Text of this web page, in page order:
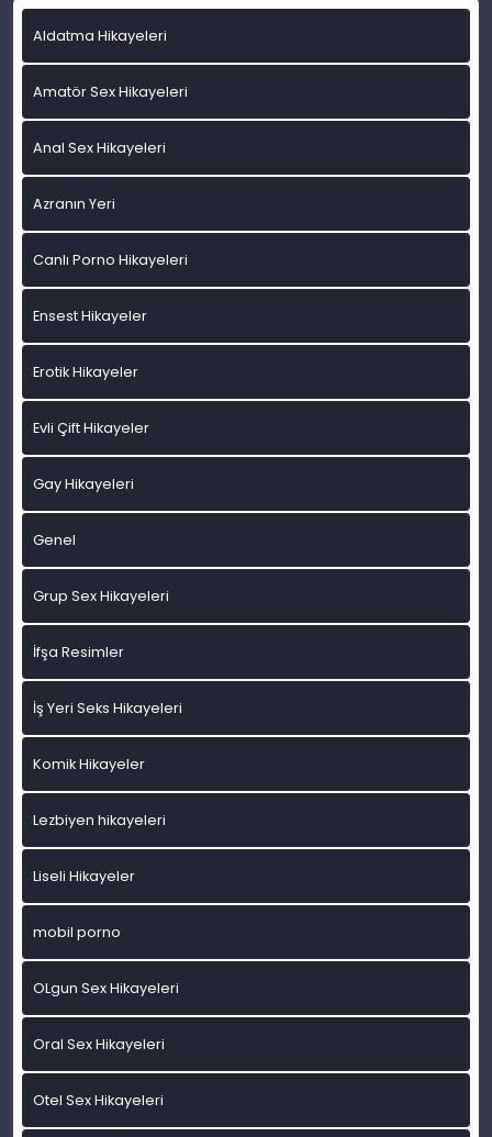
Aldatma Hikayeleri
Amatör Sex Hikayeleri
Anal Sex Hikayeleri
Azranın Yeri
Canlı Porno Hikayeleri
Ensest Hikayeler
Erotik Hikayeler
Evli Çift Hikayeler
Gay Hikayeleri
Genel
Grup Sex Hikayeleri
İfşa Resimler
İş Yeri Seks Hikayeleri
Komik Hikayeler
Lezbiyen hikayeleri
Liseli Hikayeler
mobil porno
OLgun Sex Hikayeleri
Oral Sex Hikayeleri
Otel Sex Hikayeleri